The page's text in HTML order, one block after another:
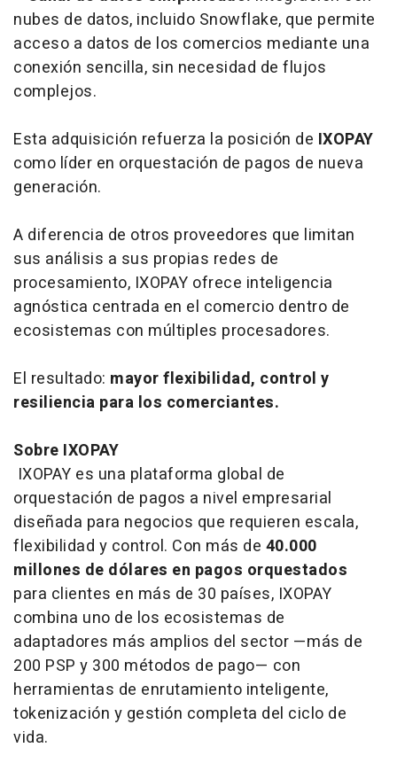
nubes de datos, incluido Snowflake, que permite
acceso a datos de los comercios mediante una
conexión sencilla, sin necesidad de flujos
complejos.
Esta adquisición refuerza la posición de IXOPAY
como líder en orquestación de pagos de nueva
generación.
A diferencia de otros proveedores que limitan
sus análisis a sus propias redes de
procesamiento, IXOPAY ofrece inteligencia
agnóstica centrada en el comercio dentro de
ecosistemas con múltiples procesadores.
El resultado: mayor flexibilidad, control y
resiliencia para los comerciantes.
Sobre IXOPAY
IXOPAY es una plataforma global de
orquestación de pagos a nivel empresarial
diseñada para negocios que requieren escala,
flexibilidad y control. Con más de 40.000
millones de dólares en pagos orquestados
para clientes en más de 30 países, IXOPAY
combina uno de los ecosistemas de
adaptadores más amplios del sector —más de
200 PSP y 300 métodos de pago— con
herramientas de enrutamiento inteligente,
tokenización y gestión completa del ciclo de
vida.